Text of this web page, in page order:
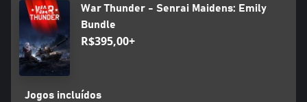
War Thunder - Senrai Maidens: Emily
Bundle
R$395,00+
Jogos incluídos